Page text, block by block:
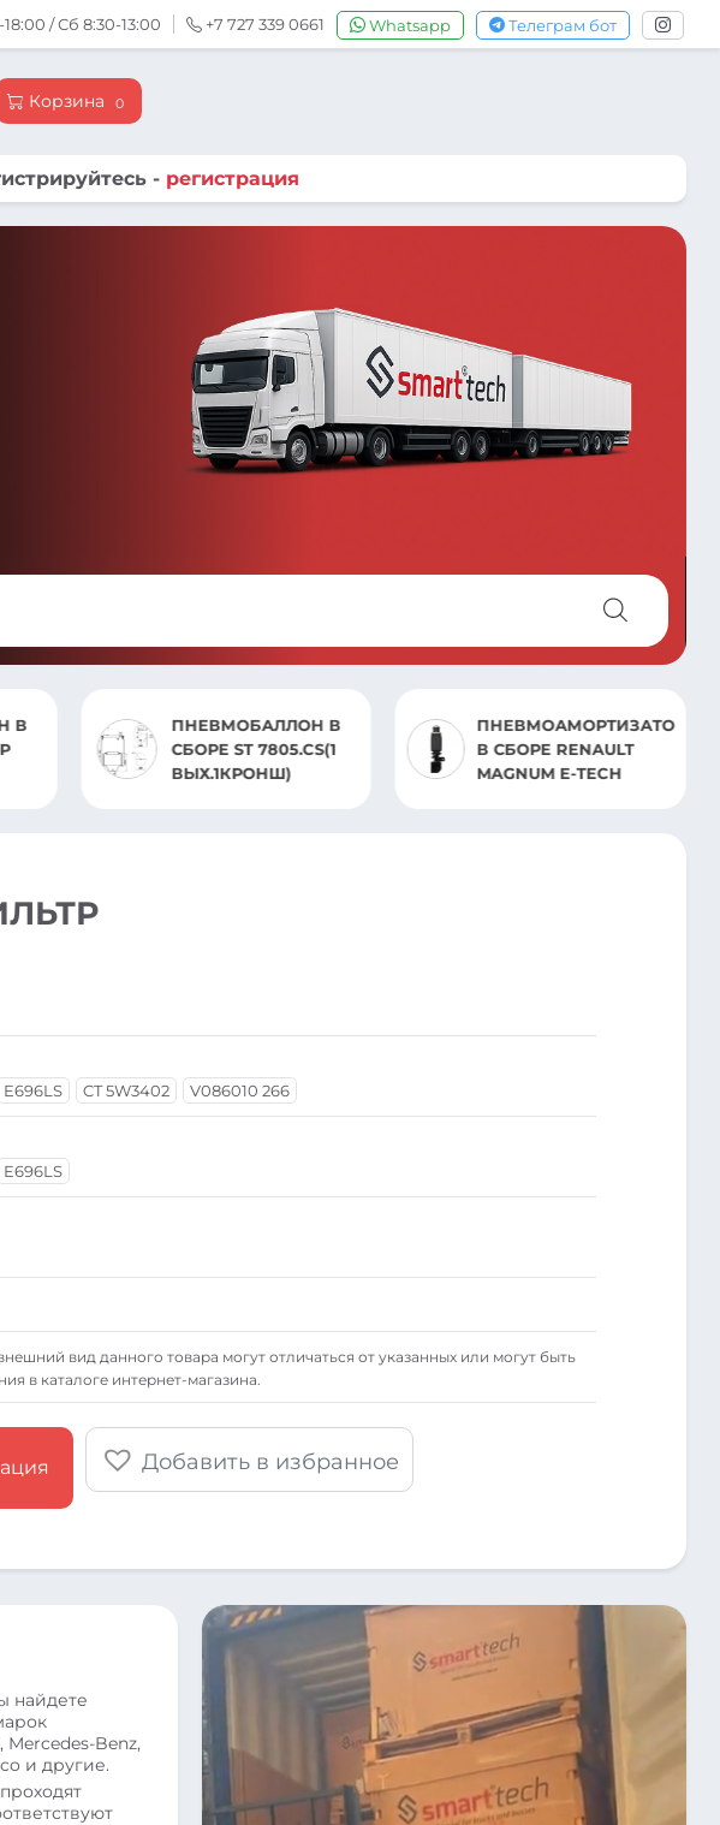
/ Сб 8:30-13:00 +7 727 339 0661 Whatsapp Телеграм бот
Корзина 0
- регистрация
В
ПНЕВМОАМОРТИЗАТОР
В СБОРЕ RENAULT
MAGNUM E-TECH
ПНЕВМОБАЛЛОН
БЕЗ СТАКАНА ST
4884.S01 MAN
E696LS CT 5W3402 V086010 266
E696LS
вид данного товара могут отличаться от указанных или могут быть
в каталоге интернет-магазина.
Добавить в избранное
найдете
Mercedes-Benz,
и другие.